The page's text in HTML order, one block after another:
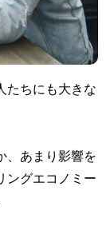
たちにも大きな
、あまり影響を
ングエコノミー